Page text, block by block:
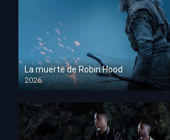
La muerte de Robin Hood
2026
HD 1080p